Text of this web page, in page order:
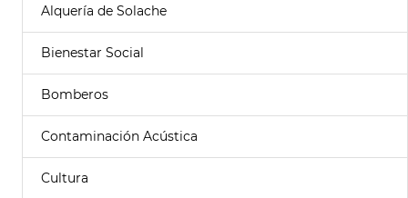
Alquería de Solache
Bienestar Social
Bomberos
Contaminación Acústica
Cultura